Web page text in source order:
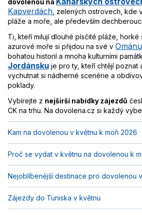
dovolenou na
Kapverdách , zelených ostrovech, kde
pláže a moře, ale především
Ti, kteří milují dlouhé písčité pláže, horké
azurové moře si přijdou na své v Ománu
bohatou historií a mnoha kulturními
Jordánsku je pro ty, kteří chtějí poznat
vychutnat si nádherné scenérie a
poklady.
Vybírejte z nejširší nabídky zájezdů
CK na trhu. Na dovolena.cz si každý
Kam na dovolenou v květnu k moři 2026
Proč se vydat v květnu na dovolenou k
Nejoblíbenější destinace pro dovolenou
Zájezdy do Tuniska v květnu